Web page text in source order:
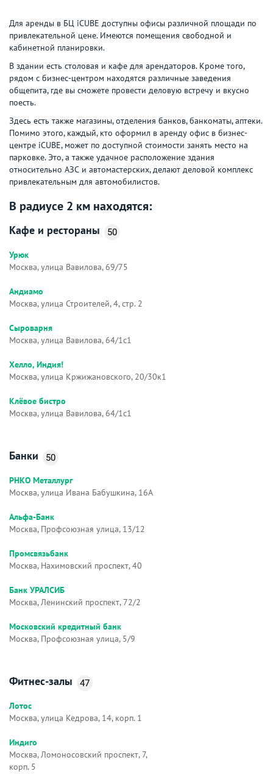
Для аренды в БЦ iCUBE доступны офисы различной площади по
привлекательной цене. Имеются помещения свободной и
кабинетной планировки.
В здании есть столовая и кафе для арендаторов. Кроме того,
рядом с бизнес-центром находятся различные заведения
общепита, где вы сможете провести деловую встречу и вкусно
поесть.
Здесь есть также магазины, отделения банков, банкоматы, аптеки.
Помимо этого, каждый, кто оформил в аренду офис в бизнес-
центре iCUBE, может по доступной стоимости занять место на
парковке. Это, а также удачное расположение здания
относительно АЗС и автомастерских, делают деловой комплекс
привлекательным для автомобилистов.
В радиусе 2 км находятся:
Кафе и рестораны 50
Урюк
Москва, улица Вавилова, 69/75
Андиамо
Москва, улица Строителей, 4, стр. 2
Сыроварня
Москва, улица Вавилова, 64/1с1
Хелло, Индия!
Москва, улица Кржижановского, 20/30к1
Клёвое бистро
Москва, улица Вавилова, 64/1с1
Банки 50
РНКО Металлург
Москва, улица Ивана Бабушкина, 16А
Альфа-Банк
Москва, Профсоюзная улица, 13/12
Промсвязьбанк
Москва, Нахимовский проспект, 40
Банк УРАЛСИБ
Москва, Ленинский проспект, 72/2
Московский кредитный банк
Москва, Профсоюзная улица, 5/9
Фитнес-залы 47
Лотос
Москва, улица Кедрова, 14, корп. 1
Индиго
Москва, Ломоносовский проспект, 7,
корп. 5